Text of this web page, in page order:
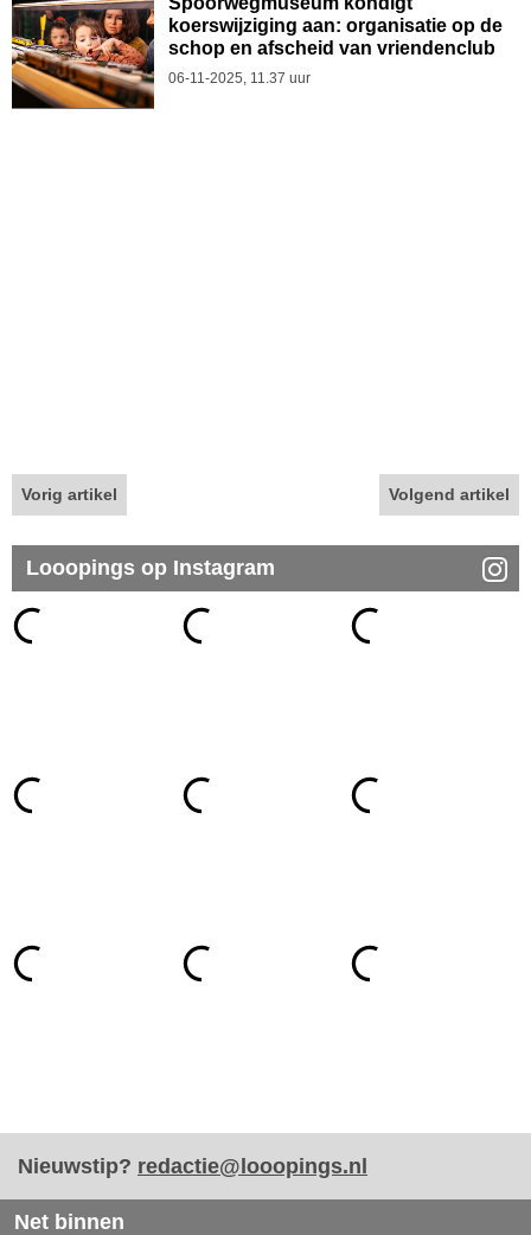
koerswijziging aan: organisatie op de
schop en afscheid van vriendenclub
06-11-2025, 11.37 uur
Vorig artikel Volgend artikel
Looopings op Instagram
Nieuwstip? redactie@looopings.nl
Net binnen